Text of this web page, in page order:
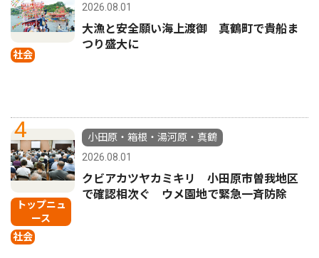
社会
2026.08.01
大漁と安全願い海上渡御 真鶴町で貴船ま
つり盛大に
4
トップニュ
ース
社会
小田原・箱根・湯河原・真鶴
2026.08.01
クビアカツヤカミキリ 小田原市曽我地区
で確認相次ぐ ウメ園地で緊急一斉防除